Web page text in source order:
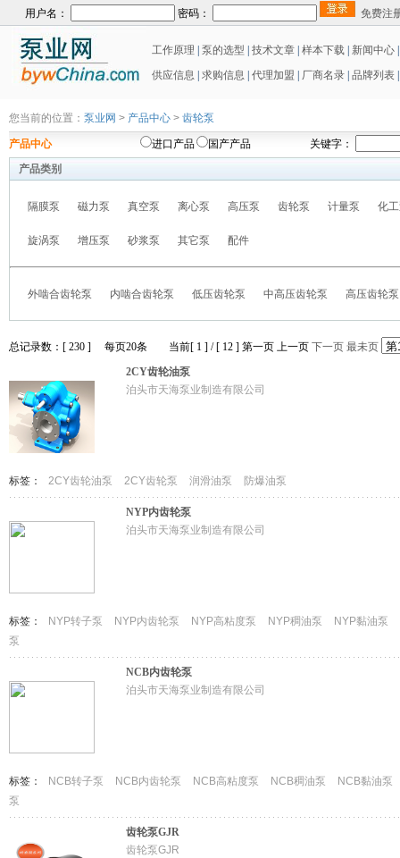
用户名： 密码： 免费注
工作原理 泵的选型 技术文章 样本下载 新闻中心
供应信息
求购信息 代理加盟 厂商名录 品牌列表
您当前的位置： 泵业网 > 产品中心> 齿轮泵
产品中心 进口产品 国产产品
关键字：
产品类别
隔膜泵 磁力泵 真空泵 离心泵 高压泵 齿轮泵 计量泵 化
旋涡泵 增压泵 砂浆泵 其它泵 配件
外啮合齿轮泵 内啮合齿轮泵 低压齿轮泵 中高压齿轮泵 高压齿轮泵
总记录数：[ 230 ] 每页20条 当前[ 1 ] / [ 12 ] 第一页 上一页 下一页 最未页
2CY齿轮油泵
泊头市天海泵业制造有限公司
标签： 2CY齿轮油泵 2CY齿轮泵 润滑油泵 防爆油泵
NYP内齿轮泵
泊头市天海泵业制造有限公司
标签： NYP转子泵 NYP内齿轮泵 NYP高粘度泵 NYP稠油泵 NYP黏油泵
泵
NCB内齿轮泵
泊头市天海泵业制造有限公司
标签： NCB转子泵 NCB内齿轮泵 NCB高粘度泵 NCB稠油泵
NCB黏油泵
泵
齿轮泵GJR
齿轮泵GJR